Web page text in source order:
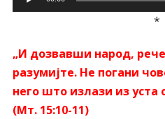
звучних
*
„И дозвавши народ,
разумијте. Не погани
него што излази из уста
(Мт. 15:10-11)